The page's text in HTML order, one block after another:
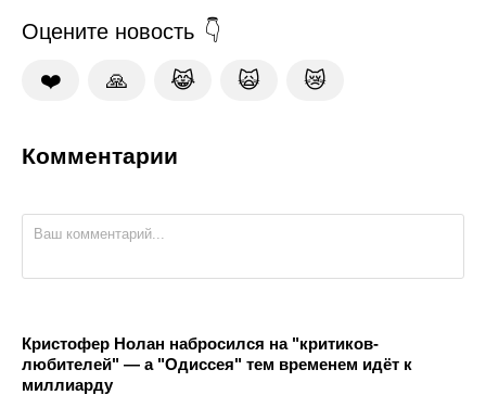
Оцените новость
❤️ 🙏 😹 🙀 😿
Комментарии
Кристофер Нолан набросился на "критиков-
любителей" — а "Одиссея" тем временем идёт к
миллиарду